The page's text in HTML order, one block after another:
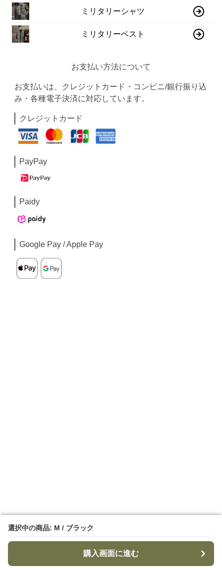
選択中の商品: M / ブラック
購入画面に進む
選択中の商品: M / ブラック
購入画面に進む
ミリタリーシャツ
ミリタリーベスト
お支払い方法について
お支払いは、クレジットカード・コンビニ/銀行振り込
み・各種電子決済に対応しています。
クレジットカード
PayPay
Paidy
Google Pay / Apple Pay